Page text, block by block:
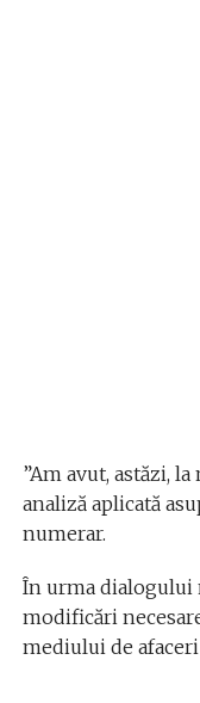
”Am avut, astăzi,
analiză aplicată
numerar.
În urma dialogului
modificări
mediului de